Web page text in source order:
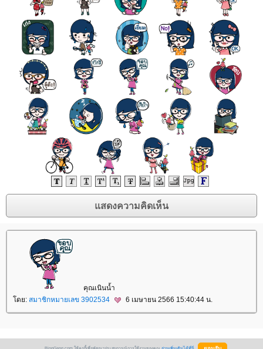
คุณเนินน้ำ
ดย: สมาชิกหมายเลข 3902534 6 เมษายน 2566 15:40:44 น.
BlogGang.com ใช้คุกกี้เพื่อพัฒนาประสบการณ์การใช้งานของคุณ อ่านเพิ่มเติมได้ที่นี่